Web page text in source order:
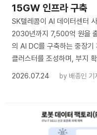
15GW 인프라 구축
SK텔레콤이 AI 데이터센터
2030년까지 7,500억 원을
의 AI DC를 구축하는 중장기
클러스터를 조성하며, 부지
2026.07.24
by 배종인 기